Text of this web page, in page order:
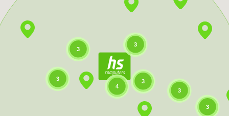
3
4
3
3
3
3
3